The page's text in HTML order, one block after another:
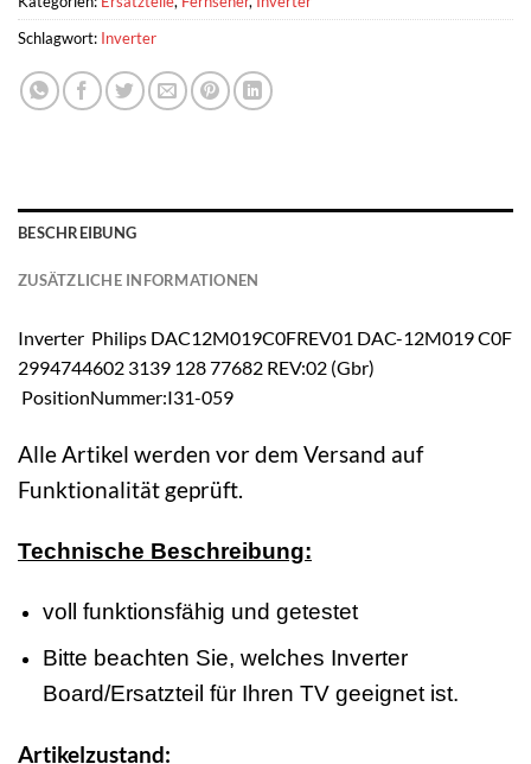
Schlagwort: Inverter
BESCHREIBUNG
ZUSÄTZLICHE INFORMATIONEN
Inverter Philips DAC12M019C0FREV01 DAC-12M019 C0F
2994744602 3139 128 77682 REV:02 (Gbr)
PositionNummer:I31-059
Alle Artikel werden vor dem Versand auf
Funktionalität geprüft.
Technische Beschreibung:
voll funktionsfähig und getestet
Bitte beachten Sie, welches Inverter
Board/Ersatzteil für Ihren TV geeignet ist.
Artikelzustand: